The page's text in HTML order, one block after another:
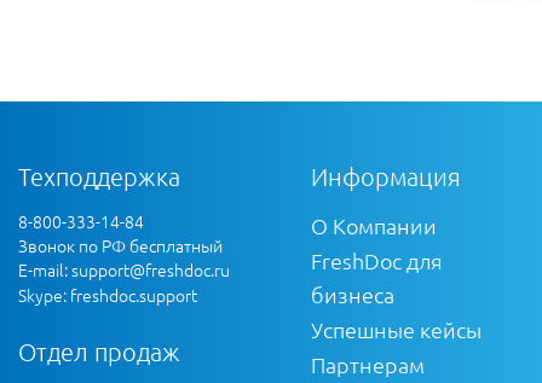
Техподдержка
8-800-333-14-84
Звонок по РФ бесплатный
E-mail:support@freshdoc.ru
Skype: freshdoc.support
Отдел продаж
Информация
О Компании
FreshDoc для
бизнеса
Успешные кейсы
Партнерам